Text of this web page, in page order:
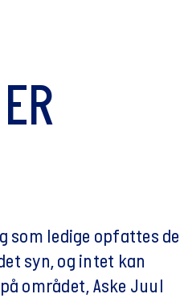
som ledige opfattes de
syn, og intet kan
området, Aske Juul